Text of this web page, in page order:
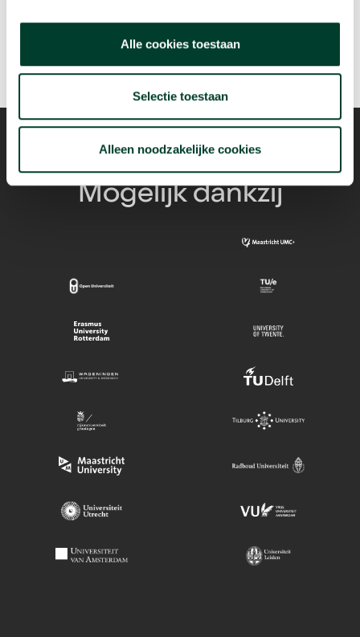
Alle cookies toestaan
Selectie toestaan
Alleen noodzakelijke cookies
Mogelijk dankzij